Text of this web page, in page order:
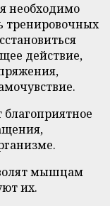
необходимо
тренировочных
действие,
мышцам
их.